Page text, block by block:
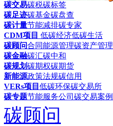
碳交易碳税碳标签
碳足迹碳基金碳盘查
碳计量节能减排碳专家
CDM项目 低碳经济低碳生活
碳顾问合同能源管理碳资产管理
碳金融碳汇碳中和
碳规划碳期权碳期货
新能源政策法规碳信用
VERs项目 低碳环保碳交易所
碳专题节能服务公司 碳交易案例
碳顾问